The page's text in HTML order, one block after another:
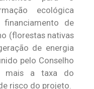
ecológica
de
(florestas nativas
de energia
pelo Conselho
mais a taxa do
risco do projeto.